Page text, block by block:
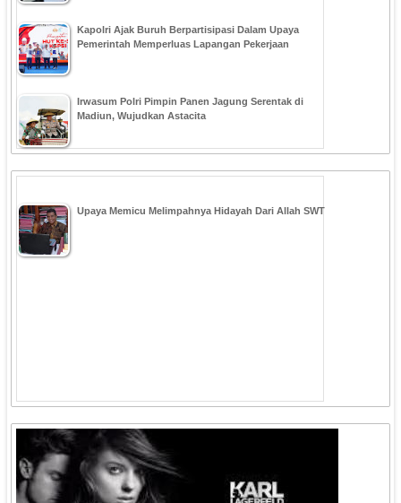
Kapolri Ajak Buruh Berpartisipasi Dalam Upaya
Pemerintah Memperluas Lapangan Pekerjaan
Irwasum Polri Pimpin Panen Jagung Serentak di
Madiun, Wujudkan Astacita
Upaya Memicu Melimpahnya Hidayah Dari Allah SWT